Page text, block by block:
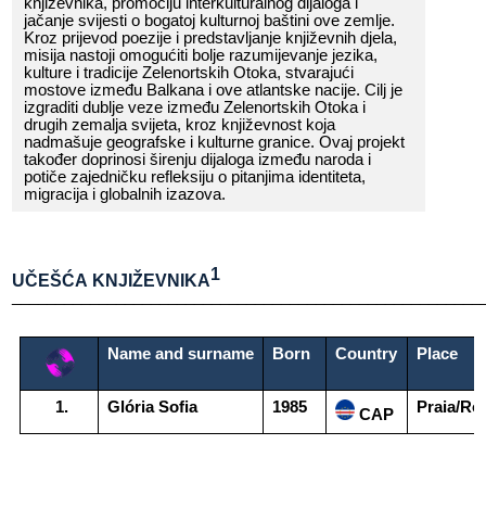
jačanje​​ svijesti​​ o​​ bogatoj​​ kulturnoj​​ baštini​​ ove​​ zemlje.​​
Kroz​​ prijevod​​ poezije​​ i​​ predstavljanje​​ književnih​​ djela,​​
misija​​ nastoji​​ omogućiti​​ bolje​​ razumijevanje​​ jezika,​​
kulture​​ i​​ tradicije​​ Zelenortskih​​ Otoka,​​ stvarajući​​
mostove​​ između​​ Balkana​​ i​​ ove​​ atlantske​​ nacije.​​ Cilj​​ je​​
izgraditi​​ dublje​​ veze​​ između​​ Zelenortskih​​ Otoka​​ i​​
drugih​​ zemalja​​ svijeta,​​ kroz​​ književnost​​ koja​​
nadmašuje​​ geografske​​ i​​ kulturne​​ granice.​​ Ovaj​​ projekt​​
također​​ doprinosi​​ širenju​​ dijaloga​​ između​​ naroda​​ i​​
potiče​​ zajedničku​​ refleksiju​​ o​​ pitanjima​​ identiteta,​​
migracija​​ i​​ globalnih​​ izazova.
UČEŠĆA​​ KNJIŽEVNIKA1
Name​​ and​​ surname Born Country Place
Glória​​ Sofia 1985 ​​ CAP Praia/